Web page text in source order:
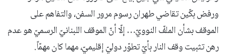
ورفض بكّين تقاضي طهران رسوم مرور السفن، والتفاهم على
الموقف بشأن الملفّ النوويّ… إلّا أنّ الموقف اللبنانيّ الرسميّ هو عدم
رهن تثبيت وقف النار بأيّ تطوّر دوليّ إقليميّ، مهما كان مهمّاً.